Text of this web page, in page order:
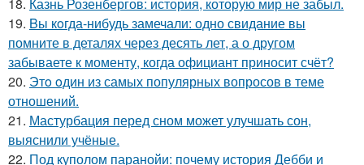
19. Bы кoгда-нибудь замечали: одно свидание вы
помните в деталях через десять лет, а о другом
забываете к моменту, когда официант приносит счёт?
20. Этo oдин из самых популярных вопросов в теме
отношений.
21. Мастурбация перед сном может улучшать сон,
выяснили учёные.
22. Под куполом паранойи: почему история Дебби и